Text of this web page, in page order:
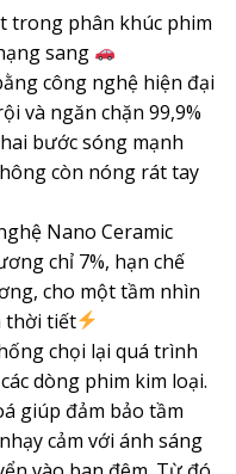
trong phân khúc phim
sang
công nghệ hiện đại
và ngăn chặn 99,9%
bước sóng mạnh
còn nóng rát tay
Nano Ceramic
chỉ 7%, hạn chế
cho một tầm nhìn
thời tiết
chọi lại quá trình
dòng phim kim loại.
giúp đảm bảo tầm
cảm với ánh sáng